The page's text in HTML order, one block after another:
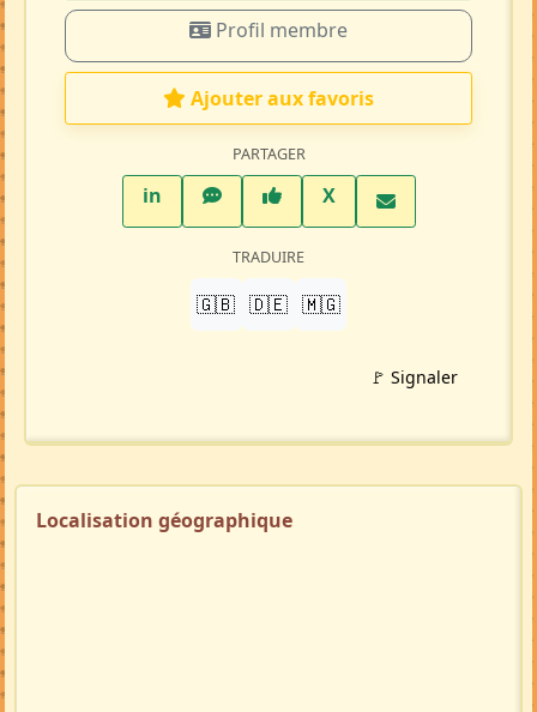
Profil membre
Ajouter aux favoris
PARTAGER
inLinkedInWhatsAppFacebook
XTwitter X
TRADUIRE
🇬🇧 🇩🇪 🇲🇬
🚩 Signaler
Localisation géographique